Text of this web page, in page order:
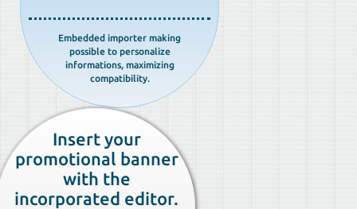
Embedded importer making
possible to personalize
informations, maximizing
compatibility.
Insert your
promotional banner
with the
incorporated editor.